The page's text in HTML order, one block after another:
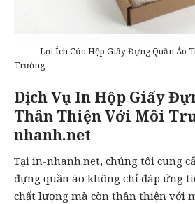
Lợi Ích Của Hộp Giấy Đựng Quần Áo
Trường
Dịch Vụ In Hộp Giấy
Thân Thiện Với Môi
nhanh.net
Tại in-nhanh.net, chúng tôi cung
đựng quần áo không chỉ đáp ứng
chất lượng mà còn thân thiện với